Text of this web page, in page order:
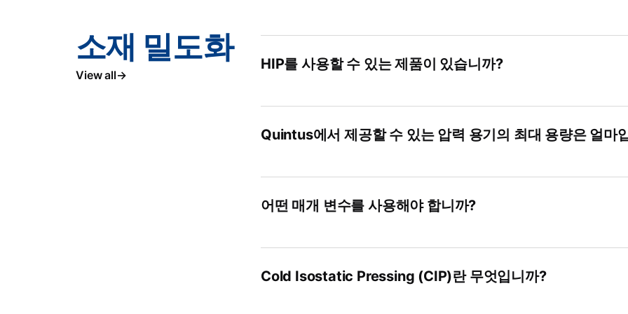
소재 밀도화
View all
HIP를 사용할 수 있는 제품이 있습니까?
Quintus에서 제공할 수 있는 압력 용기의 최대 용량은 얼마
어떤 매개 변수를 사용해야 합니까?
Cold Isostatic Pressing (CIP)란 무엇입니까?